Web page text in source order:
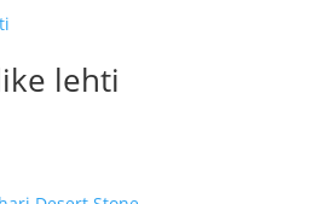
lehti